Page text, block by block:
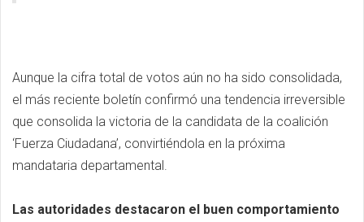
Aunque la cifra total de votos aún no ha sido consolidada,
el más reciente boletín confirmó una tendencia irreversible
que consolida la victoria de la candidata de la coalición
‘Fuerza Ciudadana’, convirtiéndola en la próxima
mandataria departamental.
Las autoridades destacaron el buen comportamiento